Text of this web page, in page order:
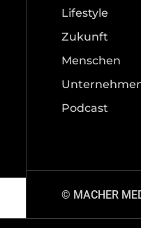
Lifestyle
Zukunft
Menschen
Podcast
© MACHER